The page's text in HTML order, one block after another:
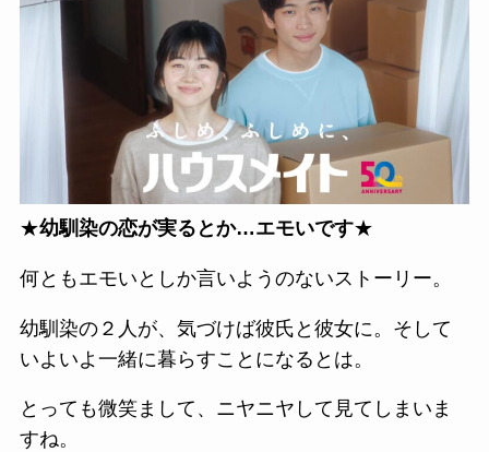
★幼馴染の恋が実るとか…エモいです★
何ともエモいとしか言いようのないストーリー。
幼馴染の２人が、気づけば彼氏と彼女に。そして
いよいよ一緒に暮らすことになるとは。
とっても微笑まして、ニヤニヤして見てしまいま
すね。